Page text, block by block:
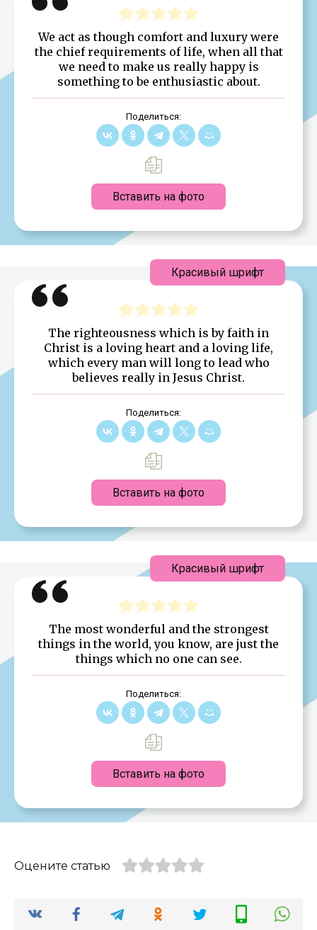
We act as though comfort and luxury were
the chief requirements of life, when all that
we need to make us really happy is
something to be enthusiastic about.
Поделиться:
Вставить на фото
The righteousness which is by faith in
Christ is a loving heart and a loving life,
which every man will long to lead who
believes really in Jesus Christ.
Поделиться:
Вставить на фото
Красивый шрифт
The most wonderful and the strongest
things in the world, you know, are just the
things which no one can see.
Поделиться:
Вставить на фото
Красивый шрифт
Оцените статью